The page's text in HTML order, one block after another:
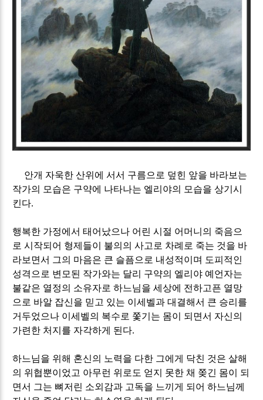
안개 자욱한 산위에 서서 구름으로 덮힌 앞을 바라보는
작가의 모습은 구약에 나타나는 엘리야의 모습을 상기시
킨다.
행복한 가정에서 태어났으나 어린 시절 어머니의 죽음으
로 시작되어 형제들이 불의의 사고로 차례로 죽는 것을 바
라보면서 그의 마음은 큰 슬픔으로 내성적이며 도피적인
성격으로 변모된 작가와는 달리 구약의 엘리야 예언자는
불같은 열정의 소유자로 하느님을 세상에 전하고픈 열망
으로 바알 잡신을 믿고 있는 이세벨과 대결해서 큰 승리를
거두었으나 이세벨의 복수로 쫓기는 몸이 되면서 자신의
가련한 처지를 자각하게 된다.
하느님을 위해 혼신의 노력을 다한 그에게 닥친 것은 살해
의 위협뿐이었고 아무런 위로도 얻지 못한 채 쫒긴 몸이 되
면서 그는 뼈저린 소외감과 고독을 느끼게 되어 하느님께